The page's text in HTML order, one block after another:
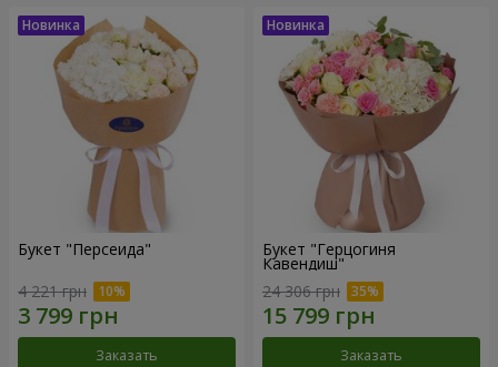
Букет "Персеида"
4 221 грн
Заказать
Букет "Герцогиня
Кавендиш"
24 306 грн
Заказать